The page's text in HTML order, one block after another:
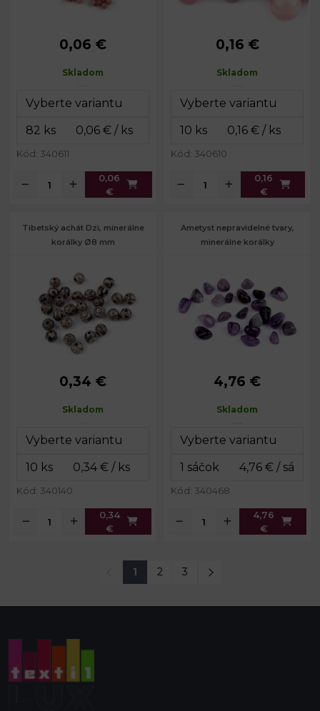
Priemer:
4 mm
0,06 €
Skladom
Kód: 340611
0,06
€
Priemer:
6 mm
0,16 €
Skladom
Kód: 340610
0,16
€
Tibetský achát Dzi, minerálne
korálky Ø8 mm
Priemer:
8 mm
0,34 €
Skladom
Kód: 340140
0,34
€
Ametyst nepravidelné tvary,
minerálne korálky
Rozmery:
cca 6 - 11 mm
4,76 €
Skladom
Kód: 340468
4,76
€
1 2 3